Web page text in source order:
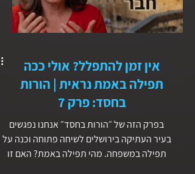
Load video
אין זמן להתפלל? אולי ככה
תפילה באמת נראית | הורות
בחסד: פרק 7
בפרק הזה של ״הורות בחסד״ אנחנו נפגשים